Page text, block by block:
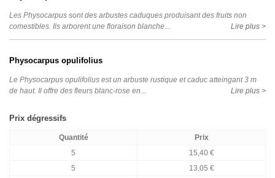
Les Physocarpus sont des arbustes caduques produisant des fruits non
comestibles. Ils arborent une floraison blanche...
Lire plus >
Physocarpus opulifolius
Le Physocarpus opulifolius est un arbuste rustique et caduc atteingant 3 m
de haut. Il offre des fleurs blanc-rose en...
Lire plus >
Prix dégressifs
Quantité
Prix
5
15,40 €
5
13,05 €